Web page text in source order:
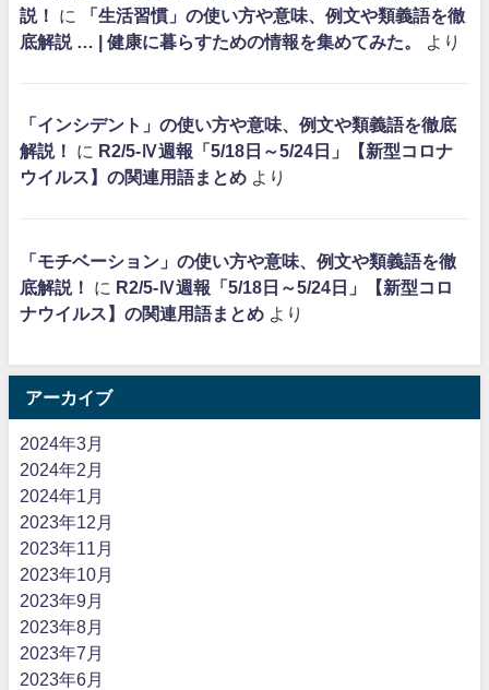
説！
に
「生活習慣」の使い方や意味、例文や類義語を徹
底解説 … | 健康に暮らすための情報を集めてみた。
より
「インシデント」の使い方や意味、例文や類義語を徹底
解説！
に R2/5-Ⅳ週報「5/18日～5/24日」【新型コロナ
ウイルス】の関連用語まとめ より
「モチベーション」の使い方や意味、例文や類義語を徹
底解説！
に R2/5-Ⅳ週報「5/18日～5/24日」【新型コロ
ナウイルス】の関連用語まとめ より
アーカイブ
2024年3月
2024年2月
2024年1月
2023年12月
2023年11月
2023年10月
2023年9月
2023年8月
2023年7月
2023年6月